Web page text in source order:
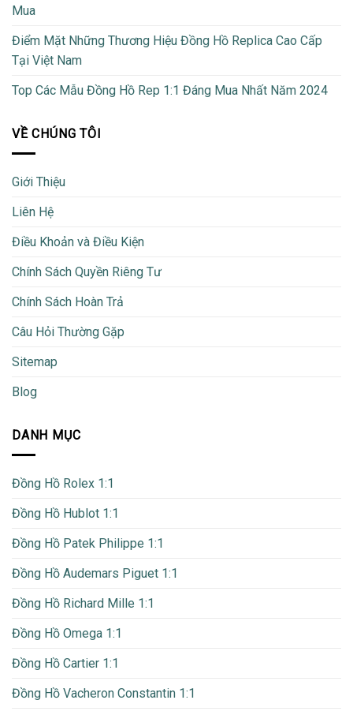
Mua
Điểm Mặt Những Thương Hiệu Đồng Hồ Replica Cao Cấp
Tại Việt Nam
Top Các Mẫu Đồng Hồ Rep 1:1 Đáng Mua Nhất Năm 2024
VỀ CHÚNG TÔI
Giới Thiệu
Liên Hệ
Điều Khoản và Điều Kiện
Chính Sách Quyền Riêng Tư
Chính Sách Hoàn Trả
Câu Hỏi Thường Gặp
Sitemap
Blog
DANH MỤC
Đồng Hồ Rolex 1:1
Đồng Hồ Hublot 1:1
Đồng Hồ Patek Philippe 1:1
Đồng Hồ Audemars Piguet 1:1
Đồng Hồ Richard Mille 1:1
Đồng Hồ Omega 1:1
Đồng Hồ Cartier 1:1
Đồng Hồ Vacheron Constantin 1:1